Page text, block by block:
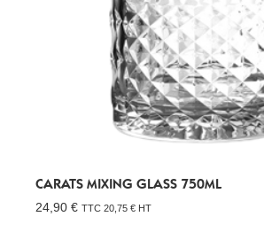
CARATS MIXING GLASS 750ML
24,90 € TTC 20,75 € HT